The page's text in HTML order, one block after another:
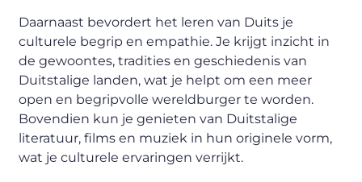
Daarnaast bevordert het leren van Duits je
culturele begrip en empathie. Je krijgt inzicht in
de gewoontes, tradities en geschiedenis van
Duitstalige landen, wat je helpt om een meer
open en begripvolle wereldburger te worden.
Bovendien kun je genieten van Duitstalige
literatuur, films en muziek in hun originele vorm,
wat je culturele ervaringen verrijkt.